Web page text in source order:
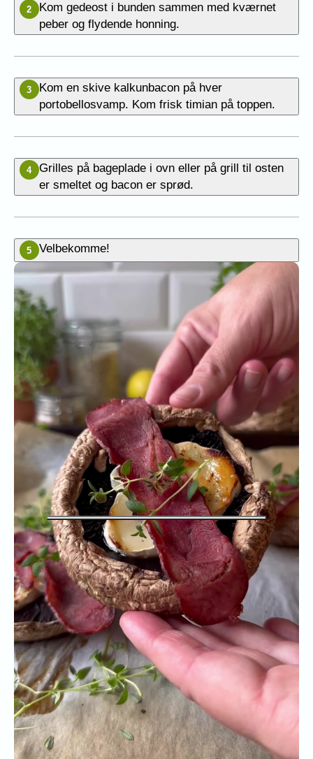
2
Kom gedeost i bunden sammen med kværnet
peber og flydende honning.
3
Kom en skive kalkunbacon på hver
portobellosvamp. Kom frisk timian på toppen.
4
Grilles på bageplade i ovn eller på grill til osten
er smeltet og bacon er sprød.
5 Velbekomme!